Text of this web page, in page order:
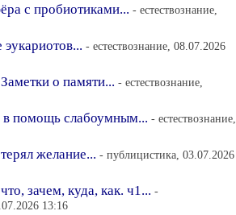
с пробиотиками... - естествознание,
- естествознание, 08.07.2026
о памяти... - естествознание,
в помощь слабоумным... - естествознание,
желание... - публицистика, 03.07.2026
зачем, куда, как. ч1... -
13:16